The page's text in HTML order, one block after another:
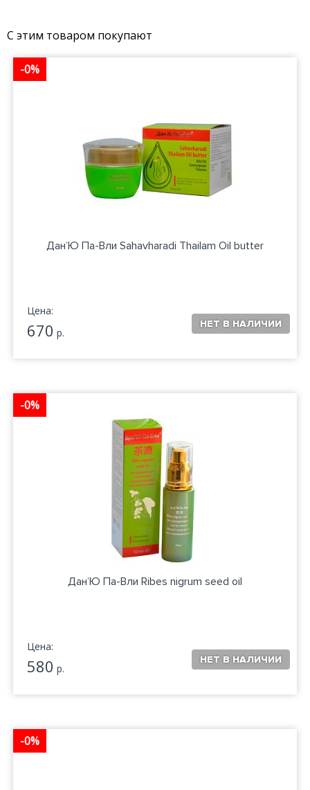
С этим товаром покупают
-0%
Дан’Ю Па-Вли Sahavharadi Thailam Oil butter
Цена:
670 р.
-0%
Дан’Ю Па-Вли Ribes nigrum seed oil
Цена:
580 р.
-0%